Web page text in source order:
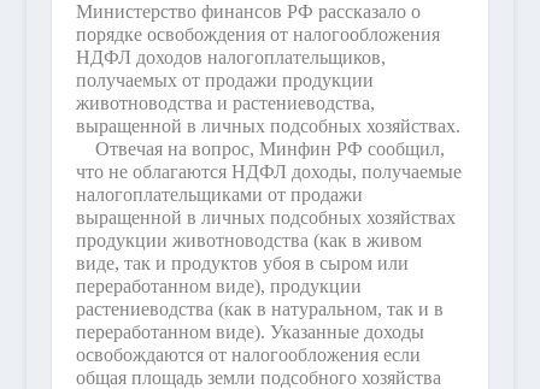
Министерство финансов РФ рассказало о
порядке освобождения от налогообложения
НДФЛ доходов налогоплательщиков,
получаемых от продажи продукции
животноводства и растениеводства,
выращенной в личных подсобных хозяйствах.
Отвечая на вопрос, Минфин РФ сообщил,
что не облагаются НДФЛ доходы, получаемые
налогоплательщиками от продажи
выращенной в личных подсобных хозяйствах
продукции животноводства (как в живом
виде, так и продуктов убоя в сыром или
переработанном виде), продукции
растениеводства (как в натуральном, так и в
переработанном виде). Указанные доходы
освобождаются от налогообложения если
общая площадь земли подсобного хозяйства